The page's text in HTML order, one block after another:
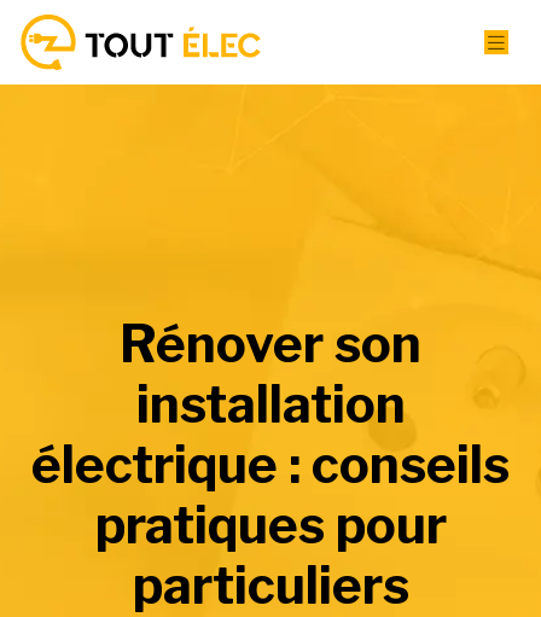
Rénover son
installation
électrique : conseils
pratiques pour
particuliers